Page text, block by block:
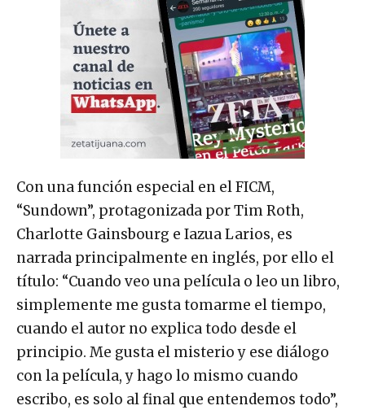
Con una función especial en el FICM,
“Sundown”, protagonizada por Tim Roth,
Charlotte Gainsbourg e Iazua Larios, es
narrada principalmente en inglés, por ello el
título: “Cuando veo una película o leo un libro,
simplemente me gusta tomarme el tiempo,
cuando el autor no explica todo desde el
principio. Me gusta el misterio y ese diálogo
con la película, y hago lo mismo cuando
escribo, es solo al final que entendemos todo”,